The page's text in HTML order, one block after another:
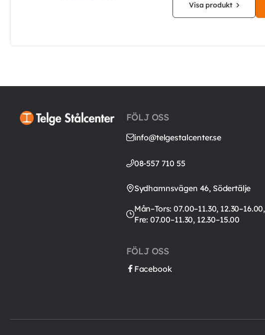
Visa produkt
FÖLJ OSS
info@telgestalcenter.se
08-557 710 55
Sydhamnsvägen 46, Södertälje
Mån–Tors: 07.00–11.30, 12.30–16.00,
Fre: 07.00–11.30, 12.30–15.00
FÖLJ OSS
Facebook